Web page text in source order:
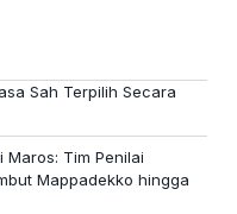
Sah Terpilih Secara
Maros: Tim Penilai
Mappadekko hingga